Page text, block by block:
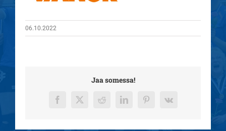
06.10.2022
Jaa somessa!
Facebook
X RedditLinkedInPinterest
Vk